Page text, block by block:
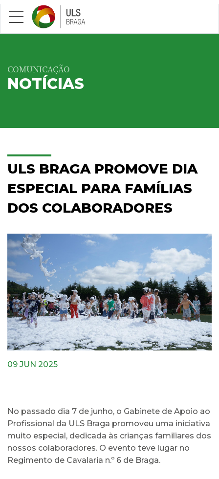
Saltar para conteúdo principal
COMUNICAÇÃO
NOTÍCIAS
ULS BRAGA PROMOVE DIA
ESPECIAL PARA FAMÍLIAS
DOS COLABORADORES
09 JUN 2025
No passado dia 7 de junho, o Gabinete de Apoio ao
Profissional da ULS Braga promoveu uma iniciativa
muito especial, dedicada às crianças familiares dos
nossos colaboradores. O evento teve lugar no
Regimento de Cavalaria n.º 6 de Braga.